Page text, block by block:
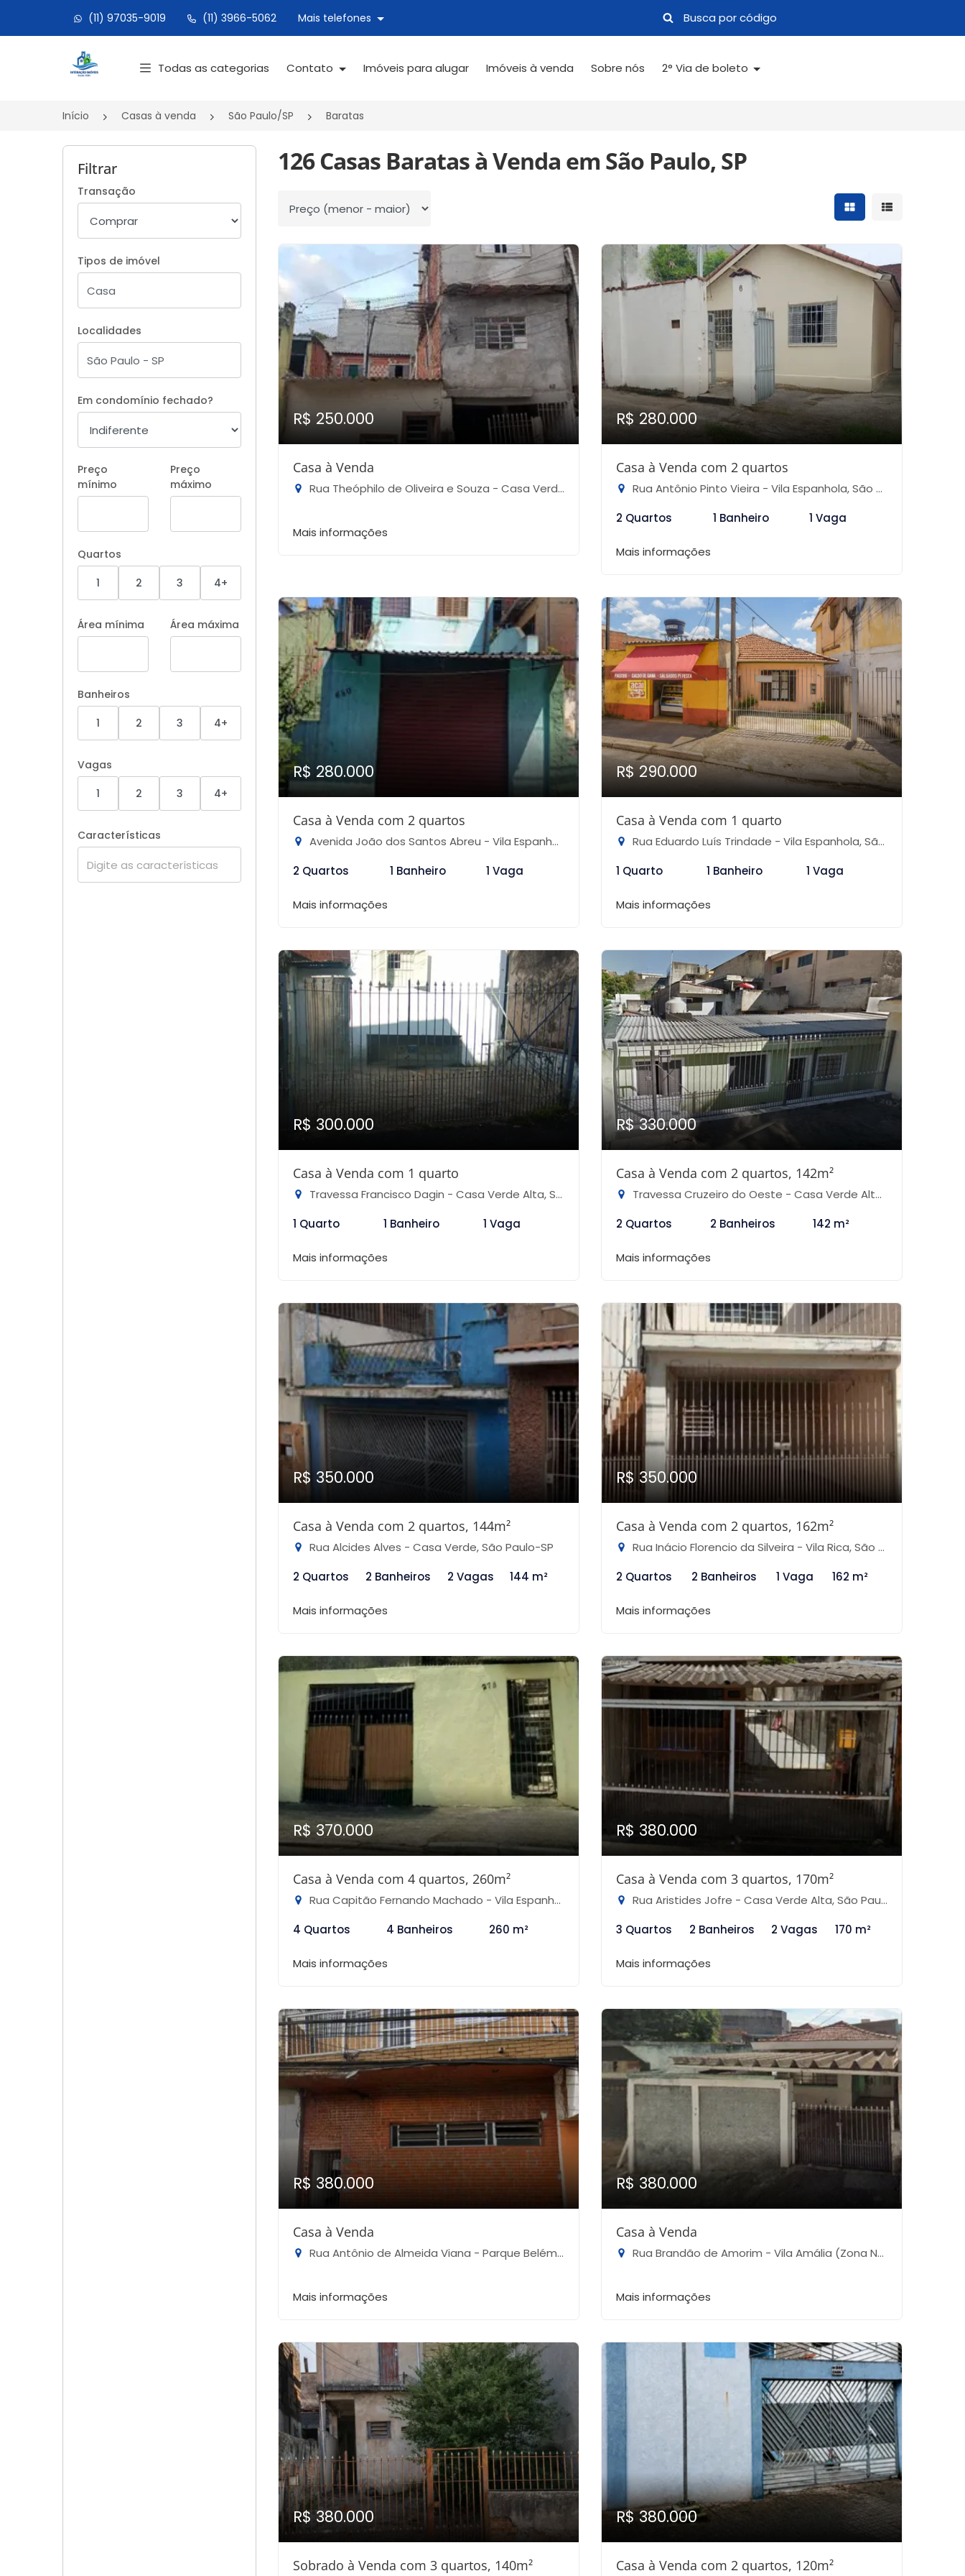
(11) 97035-9019 (11) 3966-5062 Mais telefones
Página inicial
Todas as categorias Contato Imóveis para alugar Imóveis à venda Sobre nós 2° Via de boleto
Início Casas à venda São Paulo/SP Baratas
Filtrar
Transação
Tipos de imóvel
Localidades
Em condomínio fechado?
Preço
mínimo
Preço
máximo
Quartos
1
2 3 4+
Área mínima Área máxima
Banheiros
1
2 3 4+
Vagas
1
2 3 4+
Características
126 Casas Baratas à Venda em São Paulo, SP
Ordenar por Mostrar resultados
Mostrar
R$ 250.000
Casa à Venda
Rua Theóphilo de Oliveira e Souza - Casa Verde Alta, São Paulo-SP
Mais informações
R$ 280.000
Casa à Venda com 2 quartos
Rua Antônio Pinto Vieira - Vila Espanhola, São Paulo-SP
2 Quartos
1 Banheiro 1 Vaga
Mais informações
R$ 280.000
Casa à Venda com 2 quartos
Avenida João dos Santos Abreu - Vila Espanhola, São Paulo-SP
2 Quartos
1 Banheiro 1 Vaga
Mais informações
R$ 290.000
Casa à Venda com 1 quarto
Rua Eduardo Luís Trindade - Vila Espanhola, São Paulo-SP
1 Quarto
1 Banheiro 1 Vaga
Mais informações
R$ 300.000
Casa à Venda com 1 quarto
Travessa Francisco Dagin - Casa Verde Alta, São Paulo-SP
1 Quarto
1 Banheiro 1 Vaga
Mais informações
R$ 330.000
Casa à Venda com 2 quartos, 142m²
Travessa Cruzeiro do Oeste - Casa Verde Alta, São Paulo-SP
2 Quartos
2 Banheiros 142 m²
Mais informações
R$ 350.000
Casa à Venda com 2 quartos, 144m²
Rua Alcides Alves - Casa Verde, São Paulo-SP
2 Quartos
2 Banheiros 2 Vagas 144 m²
Mais informações
R$ 350.000
Casa à Venda com 2 quartos, 162m²
Rua Inácio Florencio da Silveira - Vila Rica, São Paulo-SP
2 Quartos
2 Banheiros 1 Vaga 162 m²
Mais informações
R$ 370.000
Casa à Venda com 4 quartos, 260m²
Rua Capitão Fernando Machado - Vila Espanhola, São Paulo-SP
4 Quartos
4 Banheiros 260 m²
Mais informações
R$ 380.000
Casa à Venda com 3 quartos, 170m²
Rua Aristides Jofre - Casa Verde Alta, São Paulo-SP
3 Quartos
2 Banheiros 2 Vagas 170 m²
Mais informações
R$ 380.000
Casa à Venda
Rua Antônio de Almeida Viana - Parque Belém, São Paulo-SP
Mais informações
R$ 380.000
Casa à Venda
Rua Brandão de Amorim - Vila Amália (Zona Norte), São Paulo-SP
Mais informações
R$ 380.000
Sobrado à Venda com 3 quartos, 140m²
R$ 380.000
Casa à Venda com 2 quartos, 120m²